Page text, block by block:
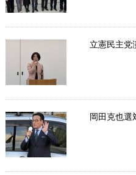
立憲民主党
岡田克也選